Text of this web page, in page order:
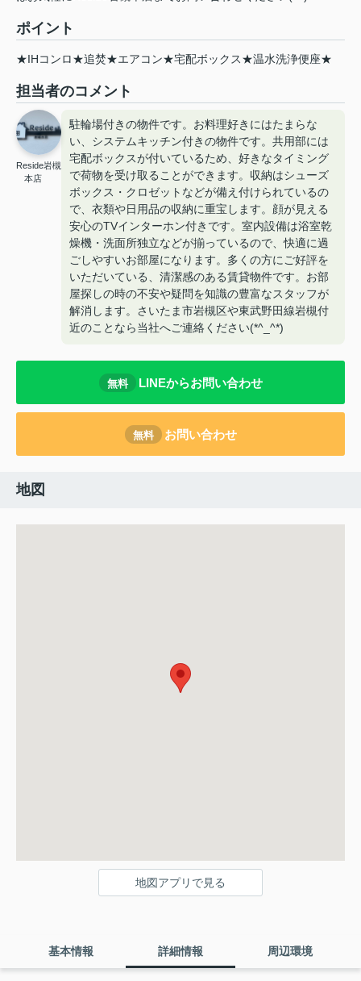
ポイント
★IHコンロ★追焚★エアコン★宅配ボックス★温水洗浄便座★
担当者のコメント
Reside岩槻
本店
駐輪場付きの物件です。お料理好きにはたまらな
い、システムキッチン付きの物件です。共用部には
宅配ボックスが付いているため、好きなタイミング
で荷物を受け取ることができます。収納はシューズ
ボックス・クロゼットなどが備え付けられているの
で、衣類や日用品の収納に重宝します。顔が見える
安心のTVインターホン付きです。室内設備は浴室乾
燥機・洗面所独立などが揃っているので、快適に過
ごしやすいお部屋になります。多くの方にご好評を
いただいている、清潔感のある賃貸物件です。お部
屋探しの時の不安や疑問を知識の豊富なスタッフが
解消します。さいたま市岩槻区や東武野田線岩槻付
近のことなら当社へご連絡ください(*^_^*)
無料 LINEからお問い合わせ
無料 お問い合わせ
地図
地図アプリで見る
基本情報 詳細情報 周辺環境